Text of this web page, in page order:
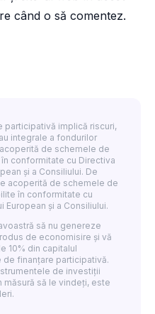
când o să comentez.
participativă implică riscuri,
integrale a fondurilor
de schemele de
conformitate cu Directiva
și a Consiliului. De
acoperită de schemele de
în conformitate cu
European și a Consiliului.
să nu genereze
de economisire și vă
10% din capitalul
finanțare participativă.
de investiții
măsură să le vindeți, este